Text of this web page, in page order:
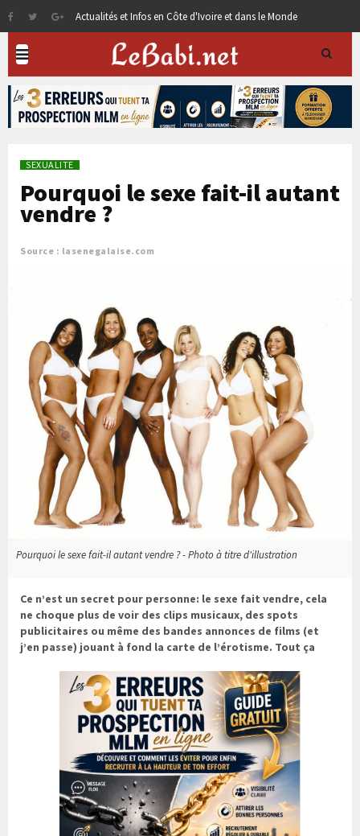
Actualités et Infos en Côte d'Ivoire et dans le Monde
SEXUALITE
Pourquoi le sexe fait-il autant
vendre ?
Source : lasenegalaise.com
Pourquoi le sexe fait-il autant vendre ? - Photo à titre d'illustration
Ce n’est un secret pour personne: le sexe fait vendre, cela
ne choque plus de voir des clips musicaux, des spots
publicitaires ou même des bandes annonces de films (et
j’en passe) jouant à fond la carte de l’érotisme. Tout ça